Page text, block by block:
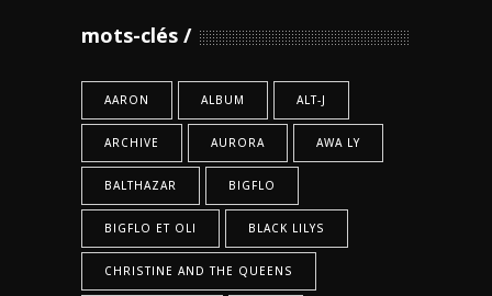
mots-clés
AARON ALBUM ALT-J
ARCHIVE AURORA AWA LY
BALTHAZAR BIGFLO
BIGFLO ET OLI BLACK LILYS
CHRISTINE AND THE QUEENS